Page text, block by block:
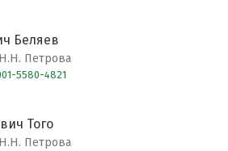
Беляев
Петрова
5580-4821
Того
Петрова